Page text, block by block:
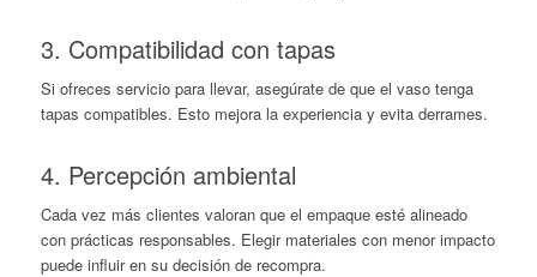
3. Compatibilidad con tapas
Si ofreces servicio para llevar, asegúrate de que el vaso tenga
tapas compatibles. Esto mejora la experiencia y evita derrames.
4. Percepción ambiental
Cada vez más clientes valoran que el empaque esté alineado
con prácticas responsables. Elegir materiales con menor impacto
puede influir en su decisión de recompra.